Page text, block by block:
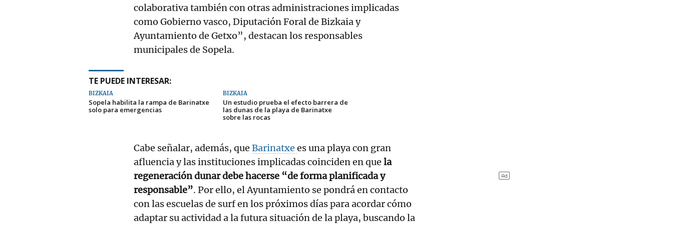
colaborativa también con otras administraciones implicadas
como Gobierno vasco, Diputación Foral de Bizkaia y
Ayuntamiento de Getxo”, destacan los responsables
municipales de Sopela.
TE PUEDE INTERESAR:
BIZKAIA
Sopela habilita la rampa de Barinatxe
solo para emergencias
BIZKAIA
Un estudio prueba el efecto barrera de
las dunas de la playa de Barinatxe
sobre las rocas
Cabe señalar, además, que Barinatxe es una playa con gran
afluencia y las instituciones implicadas coinciden en que la
regeneración dunar debe hacerse “de forma planificada y
responsable”. Por ello, el Ayuntamiento se pondrá en contacto
con las escuelas de surf en los próximos días para acordar cómo
adaptar su actividad a la futura situación de la playa, buscando la